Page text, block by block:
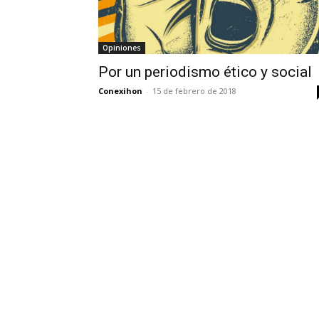
Opiniones
Por un periodismo ético y social
Conexihon - 15 de febrero de 2018